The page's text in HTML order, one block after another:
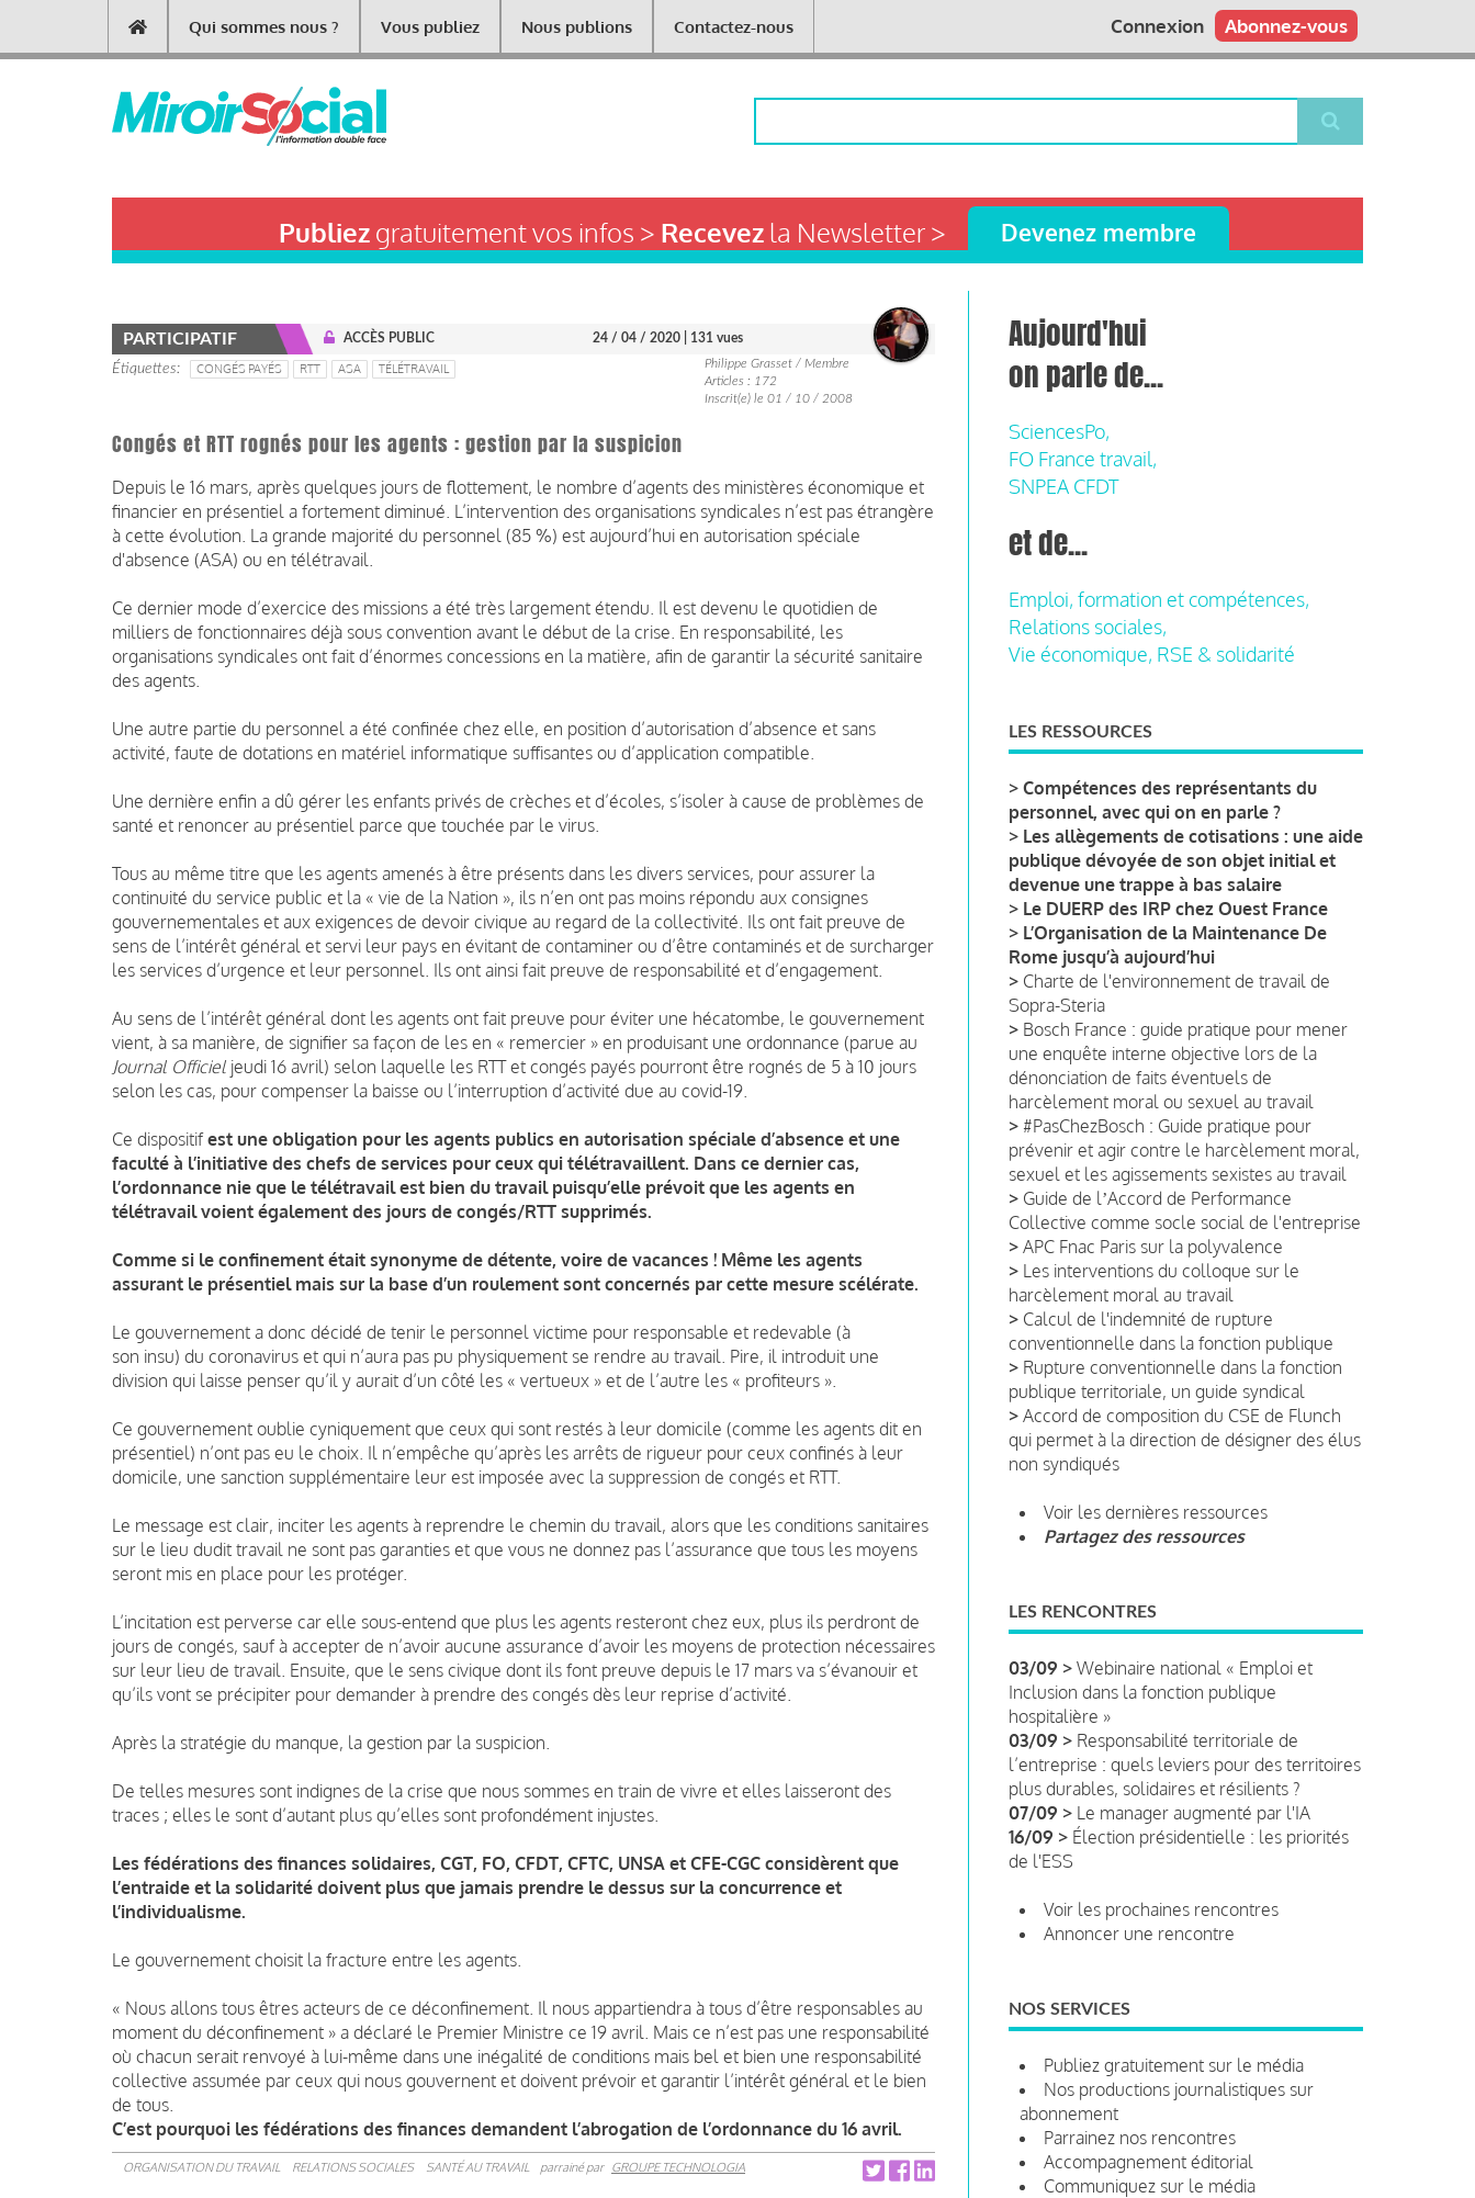
contenu
Main
navigation
Qui sommes nous ? Vous publiez Nous publions Contactez-nous Abonnez-vous
Connexion
Publiezgratuitement vos infos > Recevezla Newsletter > Devenez membre
PARTICIPATIF ACCÈS PUBLIC 24 / 04 / 2020 | 131 vues
Étiquettes CONGÉS PAYÉS RTT ASA TÉLÉTRAVAIL
Philippe Grasset / Membre
Articles : 172
Inscrit(e) le 01 / 10 / 2008
Congés et RTT rognés pour les agents : gestion par la suspicion
Depuis le 16 mars, après quelques jours de flottement, le nombre d’agents des ministères économique et
financier en présentiel a fortement diminué. L’intervention des organisations syndicales n’est pas étrangère
à cette évolution. La grande majorité du personnel (85 %) est aujourd’hui en autorisation spéciale
d'absence (ASA) ou en télétravail.
Ce dernier mode d’exercice des missions a été très largement étendu. Il est devenu le quotidien de
milliers de fonctionnaires déjà sous convention avant le début de la crise. En responsabilité, les
organisations syndicales ont fait d’énormes concessions en la matière, afin de garantir la sécurité sanitaire
des agents.
Une autre partie du personnel a été confinée chez elle, en position d’autorisation d’absence et sans
activité, faute de dotations en matériel informatique suffisantes ou d’application compatible.
Une dernière enfin a dû gérer les enfants privés de crèches et d’écoles, s’isoler à cause de problèmes de
santé et renoncer au présentiel parce que touchée par le virus.
Tous au même titre que les agents amenés à être présents dans les divers services, pour assurer la
continuité du service public et la « vie de la Nation », ils n’en ont pas moins répondu aux consignes
gouvernementales et aux exigences de devoir civique au regard de la collectivité. Ils ont fait preuve de
sens de l’intérêt général et servi leur pays en évitant de contaminer ou d’être contaminés et de surcharger
les services d’urgence et leur personnel. Ils ont ainsi fait preuve de responsabilité et d’engagement.
Au sens de l’intérêt général dont les agents ont fait preuve pour éviter une hécatombe, le gouvernement
vient, à sa manière, de signifier sa façon de les en « remercier » en produisant une ordonnance (parue au
Journal Officiel jeudi 16 avril) selon laquelle les RTT et congés payés pourront être rognés de 5 à 10 jours
selon les cas, pour compenser la baisse ou l’interruption d’activité due au covid-19.
Ce dispositifest une obligation pour les agents publics en autorisation spéciale d’absence et une
faculté à l’initiative des chefs de services pour ceux qui télétravaillent. Dans ce dernier cas,
l’ordonnance nie que le télétravail est bien du travail puisqu’elle prévoit que les agents en
télétravail voient également des jours de congés/RTT supprimés.
Comme si le confinement était synonyme de détente, voire de vacances ! Même les agents
assurant le présentiel mais sur la base d’un roulement sont concernés par cette mesure scélérate.
Le gouvernement a donc décidé de tenir le personnel victime pour responsable et redevable (à
son insu) du coronavirus et qui n’aura pas pu physiquement se rendre au travail. Pire, il introduit une
division qui laisse penser qu’il y aurait d’un côté les « vertueux » et de l’autre les « profiteurs ».
Ce gouvernement oublie cyniquement que ceux qui sont restés à leur domicile (comme les agents dit en
présentiel) n’ont pas eu le choix. Il n’empêche qu’après les arrêts de rigueur pour ceux confinés à leur
domicile, une sanction supplémentaire leur est imposée avec la suppression de congés et RTT.
Le message est clair, inciter les agents à reprendre le chemin du travail, alors que les conditions sanitaires
sur le lieu dudit travail ne sont pas garanties et que vous ne donnez pas l’assurance que tous les moyens
seront mis en place pour les protéger.
L’incitation est perverse car elle sous-entend que plus les agents resteront chez eux, plus ils perdront de
jours de congés, sauf à accepter de n’avoir aucune assurance d’avoir les moyens de protection nécessaires
sur leur lieu de travail. Ensuite, que le sens civique dont ils font preuve depuis le 17 mars va s’évanouir et
qu’ils vont se précipiter pour demander à prendre des congés dès leur reprise d’activité.
Après la stratégie du manque, la gestion par la suspicion.
De telles mesures sont indignes de la crise que nous sommes en train de vivre et elles laisseront des
traces ; elles le sont d’autant plus qu’elles sont profondément injustes.
Les fédérations des finances solidaires, CGT, FO, CFDT, CFTC, UNSA et CFE-CGC considèrent que
l’entraide et la solidarité doivent plus que jamais prendre le dessus sur la concurrence et
l’individualisme.
Le gouvernement choisit la fracture entre les agents.
« Nous allons tous êtres acteurs de ce déconfinement. Il nous appartiendra à tous d’être responsables au
moment du déconfinement » a déclaré le Premier Ministre ce 19 avril. Mais ce n’est pas une responsabilité
où chacun serait renvoyé à lui-même dans une inégalité de conditions mais bel et bien une responsabilité
collective assumée par ceux qui nous gouvernent et doivent prévoir et garantir l’intérêt général et le bien
de tous.
C’est pourquoi les fédérations des finances demandent l’abrogation de l’ordonnance du 16 avril.
ORGANISATION DU TRAVAIL RELATIONS SOCIALES SANTÉ AU TRAVAIL parrainé par GROUPE TECHNOLOGIA
Aujourd'hui
on parle de...
SciencesPo,
FO France travail,
SNPEA CFDT
et de...
Emploi, formation et compétences,
Relations sociales,
Vie économique, RSE & solidarité
LES RESSOURCES
> Compétences des représentants du
personnel, avec qui on en parle ?
> Les allègements de cotisations : une aide
publique dévoyée de son objet initial et
devenue une trappe à bas salaire
> Le DUERP des IRP chez Ouest France
> L’Organisation de la Maintenance De
Rome jusqu’à aujourd’hui
> Charte de l'environnement de travail de
Sopra-Steria
> Bosch France : guide pratique pour mener
une enquête interne objective lors de la
dénonciation de faits éventuels de
harcèlement moral ou sexuel au travail
> #PasChezBosch : Guide pratique pour
prévenir et agir contre le harcèlement moral,
sexuel et les agissements sexistes au travail
> Guide de lʼAccord de Performance
Collective comme socle social de l'entreprise
> APC Fnac Paris sur la polyvalence
> Les interventions du colloque sur le
harcèlement moral au travail
> Calcul de l'indemnité de rupture
conventionnelle dans la fonction publique
> Rupture conventionnelle dans la fonction
publique territoriale, un guide syndical
> Accord de composition du CSE de Flunch
qui permet à la direction de désigner des élus
non syndiqués
Voir les dernières ressources
Partagez des ressources
LES RENCONTRES
03/09 > Webinaire national « Emploi et
Inclusion dans la fonction publique
hospitalière »
03/09 > Responsabilité territoriale de
l’entreprise : quels leviers pour des territoires
plus durables, solidaires et résilients ?
07/09 > Le manager augmenté par l'IA
16/09 > Élection présidentielle : les priorités
de l'ESS
Voir les prochaines rencontres
Annoncer une rencontre
NOS SERVICES
Publiez gratuitement sur le média
Nos productions journalistiques sur
abonnement
Parrainez nos rencontres
Accompagnement éditorial
Communiquez sur le média